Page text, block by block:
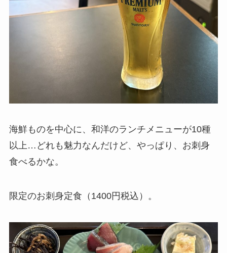
海鮮ものを中心に、和洋のランチメニューが10種
以上…どれも魅力なんだけど、やっぱり、お刺身
食べるかな。
限定のお刺身定食（1400円税込）。